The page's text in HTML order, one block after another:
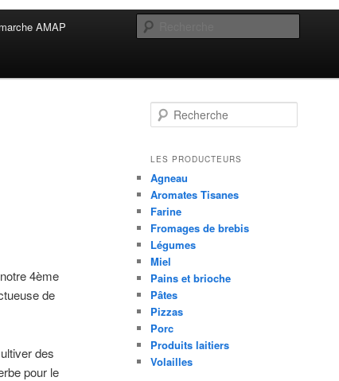
AMAP
4ème
de
des
pour le
e
h
r
c
h
e
LES PRODUCTEURS
Agneau
Aromates Tisanes
Farine
Fromages de brebis
Légumes
Miel
Pains et brioche
Pâtes
Pizzas
Porc
Produits laitiers
Volailles